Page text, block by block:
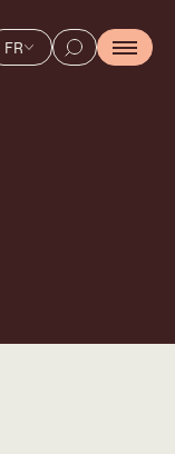
FR